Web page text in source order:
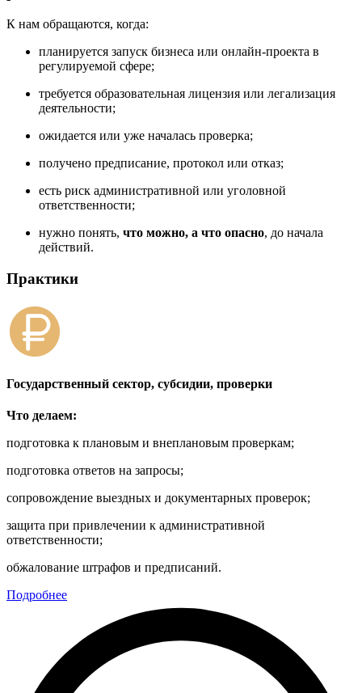
К нам обращаются, когда:
планируется запуск бизнеса или онлайн-проекта в
регулируемой сфере;
требуется образовательная лицензия или легализация
деятельности;
ожидается или уже началась проверка;
получено предписание, протокол или отказ;
есть риск административной или уголовной
ответственности;
нужно понять, что можно, а что опасно, до начала
действий.
Практики
Государственный сектор, субсидии, проверки
Что делаем:
подготовка к плановым и внеплановым проверкам;
подготовка ответов на запросы;
сопровождение выездных и документарных проверок;
защита при привлечении к административной
ответственности;
обжалование штрафов и предписаний.
Подробнее